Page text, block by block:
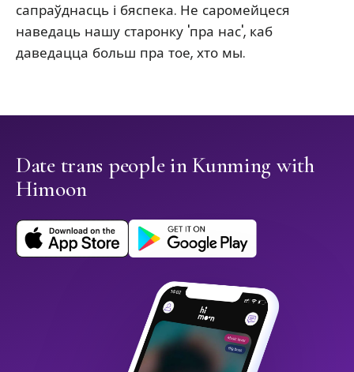
сапраўднасць і бяспека. Не саромейцеся
наведаць нашу старонку 'пра нас', каб
даведацца больш пра тое, хто мы.
Date trans people in Kunming with
Himoon